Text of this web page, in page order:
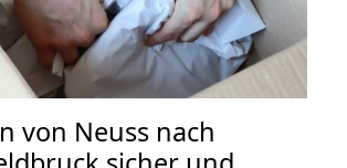
von Neuss nach